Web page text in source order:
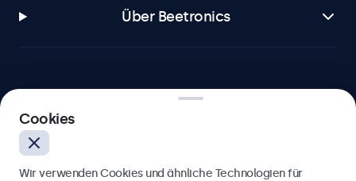
Über Beetronics
Cookies
Wir verwenden Cookies und ähnliche Technologien für